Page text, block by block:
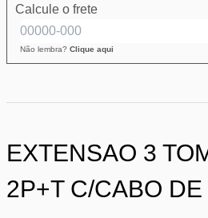
Calcule o frete
Não lembra? Clique aqui
EXTENSAO 3
2P+T C/CABO DE